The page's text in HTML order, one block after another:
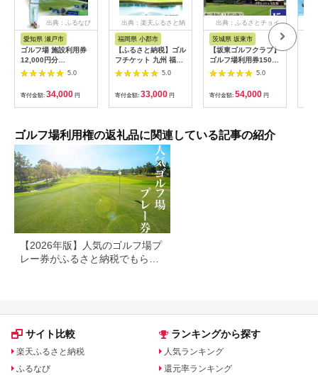
出典：ふるなび
愛知県 瀬戸市
ゴルフ場 施設利用券
12,000円分
[BBEC002]ゴルフ倶
楽部大樹 瀬戸店
5.0
寄付金額: 34,000 円
出典：楽天ふるさと納
福岡県 小郡市
【ふるさと納税】ゴル
フチケット 九州 福岡
小郡カンツリー倶楽部
ギフト券 9枚 9000円
ゴルフ チケット 商品
券 ゴルフ券 スポーツ
ラウンド 券 福岡県 小
5.0
寄付金額: 33,000 円
出典：ふるさとチョイ
茨城県 坂東市
【坂東ゴルフクラブ】
ゴルフ場利用券15000
円分（寄付金額の3割
相当額分） ／ ゴルフ
プレー 都心から1時間
利用券 ゴルフ場 チケ
ット 茨城 ゴルフ 予約
立地 ゴルフラウンド
アウトドア スポーツ
5.0
寄付金額: 54,000 円
ゴルフ場利用権の返礼品に関連している記事の紹介
【2026年版】人気のゴルフ場プ
レー券がふるさと納税でもらえ
サイト比較
楽天ふるさと納税
ふるなび
ランキングから探す
人気ランキング
還元率ランキング